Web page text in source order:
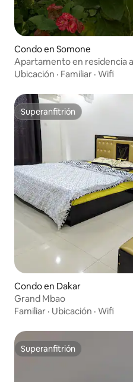
Condo en Somone
Apartamento en residencia
Ubicación · Familiar · Wifi
Superanfitrión
Superanfitrión
Condo en Dakar
Grand Mbao
Familiar · Ubicación · Wifi
Superanfitrión
Superanfitrión